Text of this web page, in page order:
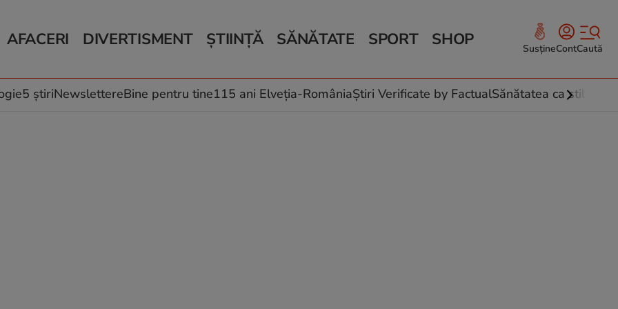
AFACERI
Auto
Locuri de muncă
DIVERTISMENT
Horoscop
Muzică și Filme
ȘTIINȚĂ
Schimbări climatice
SĂNĂTATE
Relații
Rețete culinare
SPORT SHOP SusțineContCaută
5 știriNewslettereBine pentru tine115 ani Elveția-RomâniaȘtiri Verificate by FactualSănătatea ca stil de